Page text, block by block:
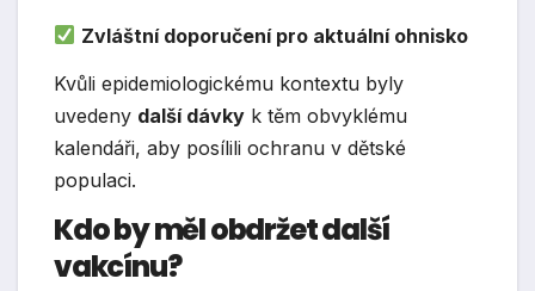
Zvláštní doporučení pro aktuální ohnisko
Kvůli epidemiologickému kontextu byly
uvedeny další dávky k těm obvyklému
kalendáři, aby posílili ochranu v dětské
populaci.
Kdo by měl obdržet další
vakcínu?